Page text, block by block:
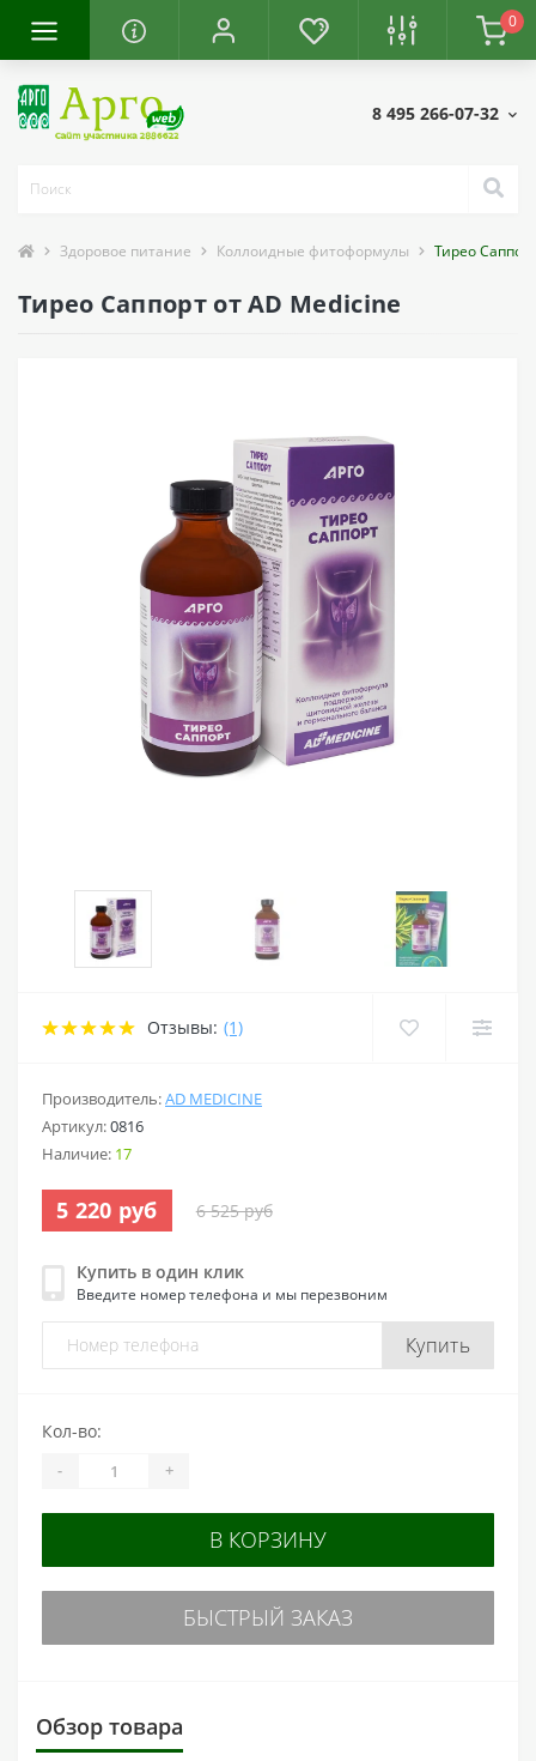
0
8 495 266-07-32
Здоровое питание Коллоидные фитоформулы Тирео
Тирео Саппорт от AD Medicine
Отзывы: (1)
Производитель:AD MEDICINE
Артикул:0816
Наличие: 17
5 220 руб 6 525 руб
Купить в один клик
Введите номер телефона и мы перезвоним
Купить
Кол-во:
- +
В КОРЗИНУ
БЫСТРЫЙ ЗАКАЗ
Обзор товара